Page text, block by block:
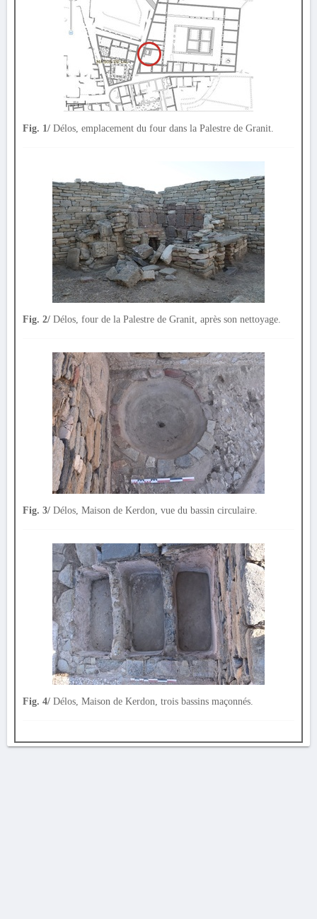
Fig. 1/ Délos, emplacement du four dans la Palestre de Granit.
Fig. 2/ Délos, four de la Palestre de Granit, après son nettoyage.
Fig. 3/ Délos, Maison de Kerdon, vue du bassin circulaire.
Fig. 4/ Délos, Maison de Kerdon, trois bassins maçonnés.